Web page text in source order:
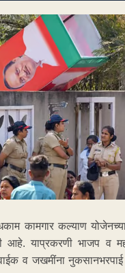
कामगार कल्याण
याप्रकरणी भाजप व
व जखमींना